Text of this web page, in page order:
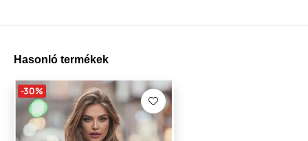
Hasonló termékek
-30%